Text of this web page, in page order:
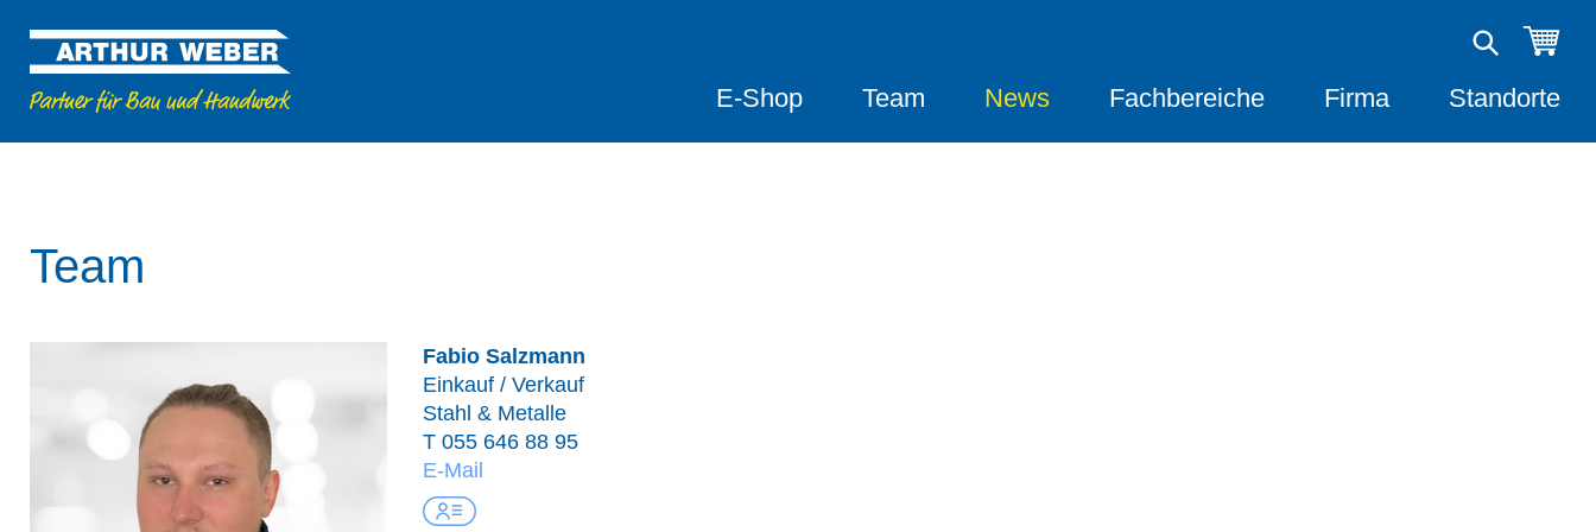
E-Shop Team News Fachbereiche Firma Standorte
Team
Fabio Salzmann
Einkauf / Verkauf
Stahl & Metalle
T 055 646 88 95
E-Mail